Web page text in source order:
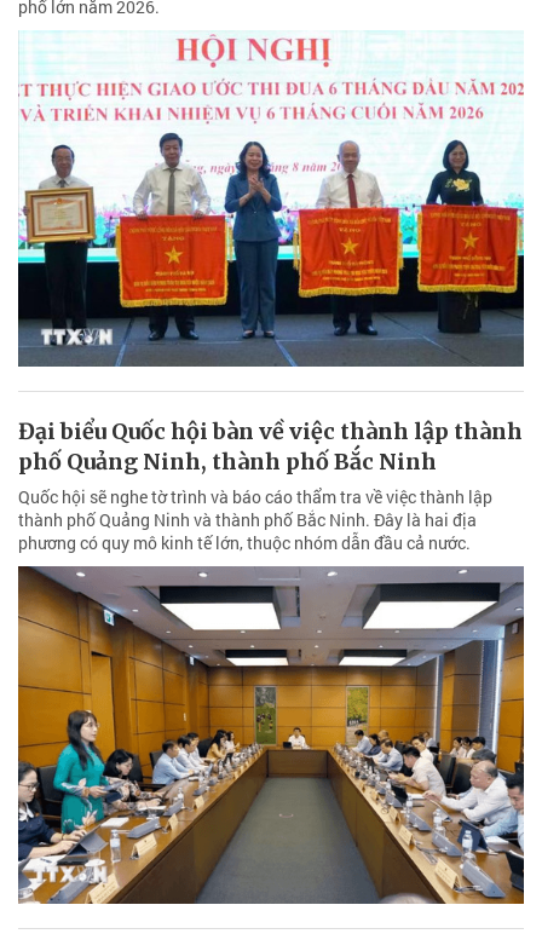
phố lớn năm 2026.
Đại biểu Quốc hội bàn về việc thành lập thành
phố Quảng Ninh, thành phố Bắc Ninh
Quốc hội sẽ nghe tờ trình và báo cáo thẩm tra về việc thành lập
thành phố Quảng Ninh và thành phố Bắc Ninh. Đây là hai địa
phương có quy mô kinh tế lớn, thuộc nhóm dẫn đầu cả nước.